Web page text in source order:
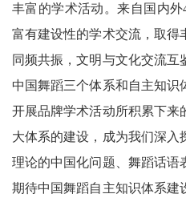
丰富的学术活动。来自国内
富有建设性的学术交流，取得
同频共振，文明与文化交流
中国舞蹈三个体系和自主知识
开展品牌学术活动所积累下来
大体系的建设，成为我们深
理论的中国化问题、舞蹈话语
期待中国舞蹈自主知识体系建